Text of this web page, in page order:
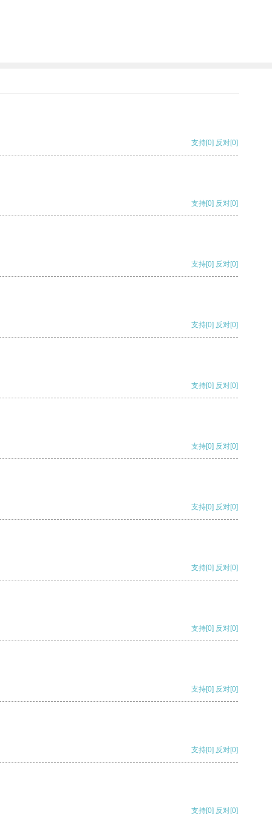
支持[0] 反对[0]
支持[0] 反对[0]
支持[0] 反对[0]
支持[0] 反对[0]
支持[0] 反对[0]
支持[0] 反对[0]
支持[0] 反对[0]
支持[0] 反对[0]
支持[0] 反对[0]
支持[0] 反对[0]
支持[0] 反对[0]
支持[0] 反对[0]